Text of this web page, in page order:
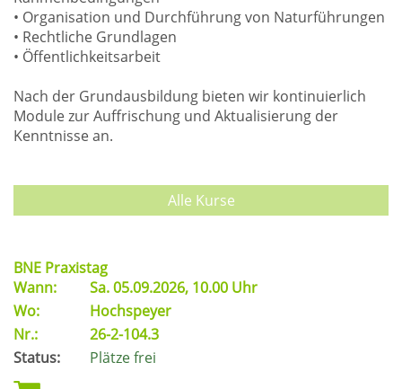
• Organisation und Durchführung von Naturführungen
• Rechtliche Grundlagen
• Öffentlichkeitsarbeit
Nach der Grundausbildung bieten wir kontinuierlich
Module zur Auffrischung und Aktualisierung der
Kenntnisse an.
Alle Kurse
BNE Praxistag
Wann:
Sa.05.09.2026, 10.00 Uhr
Wo:
Hochspeyer
Nr.:
26-2-104.3
Status:
Plätze frei